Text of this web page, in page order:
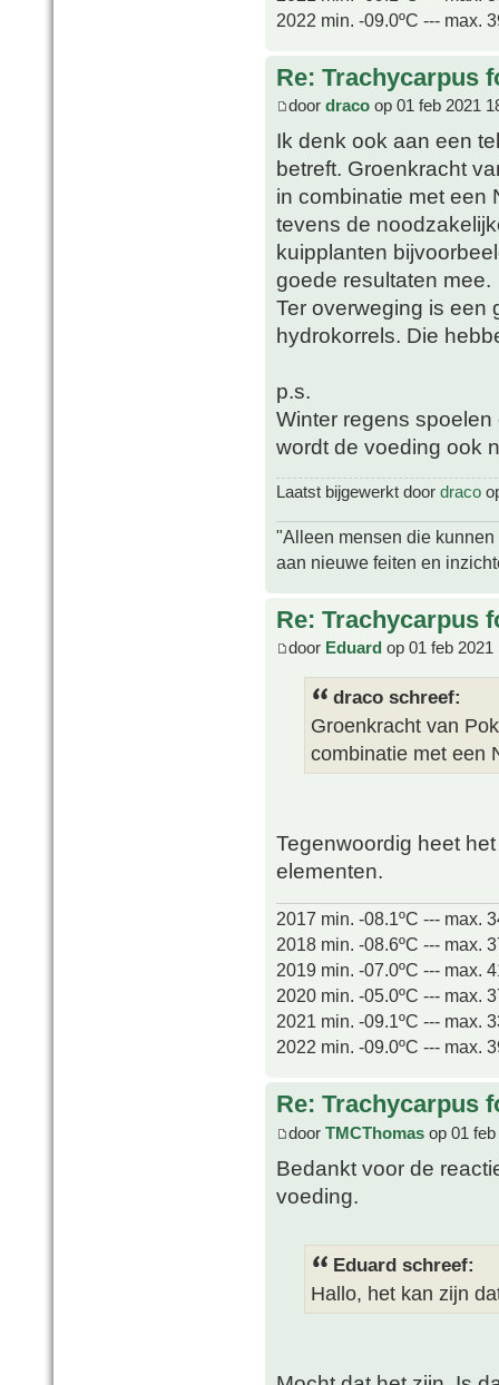
2022 min. -09.0ºC --- max.
Re: Trachycarpus
door draco op 01 feb 2021
Ik denk ook aan een
betreft. Groenkracht
in combinatie met een
tevens de
kuipplanten
goede resultaten mee.
Ter overweging is een
hydrokorrels. Die
p.s.
Winter regens
wordt de voeding ook
Laatst bijgewerkt door draco
"Alleen mensen die
aan nieuwe feiten en
Re: Trachycarpus
door Eduard op 01 feb 2021
draco schreef:
Groenkracht van
combinatie met een
Tegenwoordig heet
elementen.
2017 min. -08.1ºC --- max.
2018 min. -08.6ºC --- max.
2019 min. -07.0ºC --- max.
2020 min. -05.0ºC --- max.
2021 min. -09.1ºC --- max.
2022 min. -09.0ºC --- max.
Re: Trachycarpus
door TMCThomas op 01
Bedankt voor de
voeding.
Eduard schreef:
Hallo, het kan zijn